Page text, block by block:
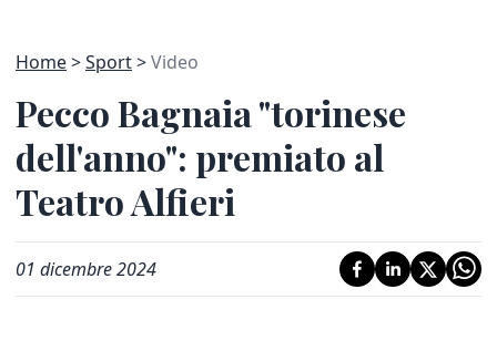
Home Sport Video
Pecco Bagnaia "torinese
dell'anno": premiato al
Teatro Alfieri
01 dicembre 2024